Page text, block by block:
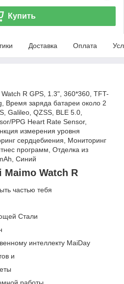
Купить
Доставка Оплата
R GPS, 1.3", 360*360, TFT-
Время заряда батареи около 2
Galileo, QZSS, BLE 5.0,
PPG Heart Rate Sensor,
измерения уровня
сердцебиения, Мониторинг
программ, Отделка из
Синий
Watch R
частью тебя
Стали
интеллекту MaiDay
и